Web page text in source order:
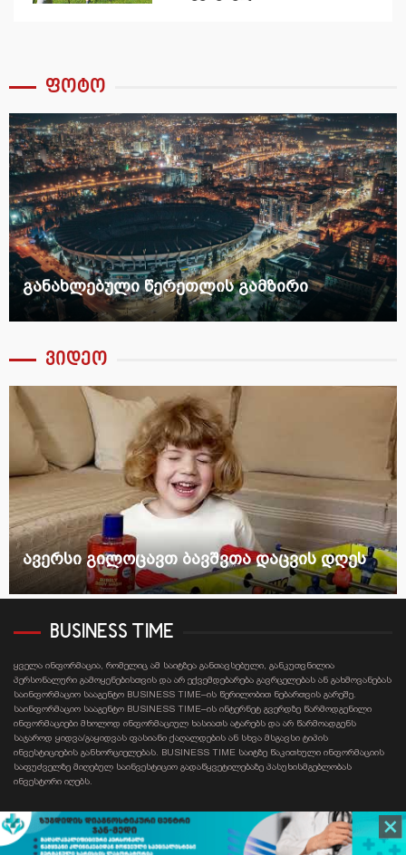
ფოტო
განახლებული წერეთლის გამზირი
ვიდეო
ავერსი გილოცავთ ბავშვთა დაცვის დღეს
BUSINESS TIME
ყველა ინფორმაცია, რომელიც ამ საიტზეა განთავსებული, განკუთვნილია
პერსონალური გამოყენებისთვის და არ ექვემდებარება გავრცელებას ან გახმოვანებას
საინფორმაციო სააგენტო BUSINESS TIME–ის წერილობით ნებართვის გარეშე.
საინფორმაციო სააგენტო BUSINESS TIME–ის ინტერნეტ გვერდზე წარმოდგენილი
ინფორმაციები მხოლოდ ინფორმაციულ ხასიათს ატარებს და არ წარმოადგენს
საჯაროდ ყიდვა/გაყიდვას ფასიანი ქაღალდების ან სხვა მსგავსი ტიპის
ინვესტიციების განხორციელებას. BUSINESS TIME საიტზე წაკითხული ინფორმაციის
საფუძველზე მიღებულ საინვესტიციო გადაწყვეტილებაზე პასუხისმგებლობას
ინვესტორი იღებს.
Contact email: businesstime.ge@gmail.com